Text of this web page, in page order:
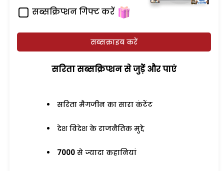
सब्सक्रिप्शन गिफ्ट करें
सब्सक्राइब करें
सरिता सब्सक्रिप्शन से जुड़ेें और पाएं
सरिता मैगजीन का सारा कंटेंट
देश विदेश के राजनैतिक मुद्दे
7000 से ज्यादा कहानियां